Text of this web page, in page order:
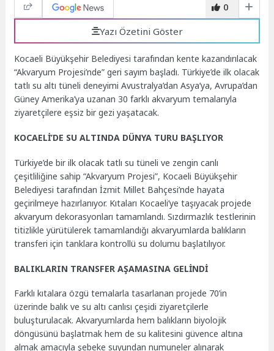
0
Yazı Özetini Göster
Kocaeli Büyükşehir Belediyesi tarafından kente kazandırılacak
“Akvaryum Projesi’nde” geri sayım başladı. Türkiye’de ilk olacak
tatlı su altı tüneli deneyimi Avustralya’dan Asya’ya, Avrupa’dan
Güney Amerika’ya uzanan 30 farklı akvaryum temalarıyla
ziyaretçilere eşsiz bir gezi yaşatacak.
KOCAELİ’DE SU ALTINDA DÜNYA TURU BAŞLIYOR
Türkiye’de bir ilk olacak tatlı su tüneli ve zengin canlı
çeşitliliğine sahip “Akvaryum Projesi”, Kocaeli Büyükşehir
Belediyesi tarafından İzmit Millet Bahçesi’nde hayata
geçirilmeye hazırlanıyor. Kıtaları Kocaeli’ye taşıyacak projede
akvaryum dekorasyonları tamamlandı. Sızdırmazlık testlerinin
titizlikle yürütülerek tamamlandığı akvaryumlarda balıkların
transferi için tanklara kontrollü su dolumu başlatılıyor.
BALIKLARIN TRANSFER AŞAMASINA GELİNDİ
Farklı kıtalara özgü temalarla tasarlanan projede 70’in
üzerinde balık ve su altı canlısı çeşidi ziyaretçilerle
buluşturulacak. Akvaryumlarda hem balıkların biyolojik
döngüsünü başlatmak hem de su kalitesini güvence altına
almak amacıyla şebeke suyundan numuneler alınarak